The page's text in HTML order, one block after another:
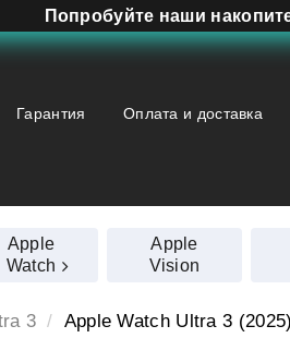
Попробуйте наши
Гарантия Оплата и доставка
Apple
Watch
Apple
Vision
3 Apple Watch Ultra 3